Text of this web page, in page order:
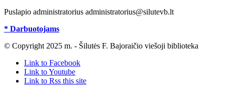
Puslapio administratorius administratorius@silutevb.lt
* Darbuotojams
© Copyright 2025 m. - Šilutės F. Bajoraičio viešoji biblioteka
Link to Facebook
Link to Youtube
Link to Rss this site